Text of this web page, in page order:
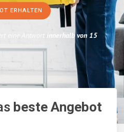
ERHALTEN
eine Antwort innerhalb von 15
beste Angebot